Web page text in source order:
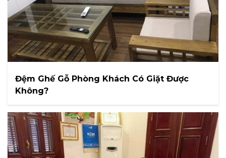
Đệm Ghế Gỗ Phòng Khách Có Giặt Được
Không?